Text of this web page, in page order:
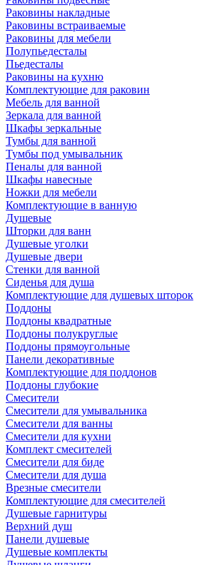
Раковины накладные
Раковины встраиваемые
Раковины для мебели
Полупьедесталы
Пьедесталы
Раковины на кухню
Комплектующие для раковин
Мебель для ванной
Зеркала для ванной
Шкафы зеркальные
Тумбы для ванной
Тумбы под умывальник
Пеналы для ванной
Шкафы навесные
Ножки для мебели
Комплектующие в ванную
Душевые
Шторки для ванн
Душевые уголки
Душевые двери
Стенки для ванной
Сиденья для душа
Комплектующие для душевых шторок
Поддоны
Поддоны квадратные
Поддоны полукруглые
Поддоны прямоугольные
Панели декоративные
Комплектующие для поддонов
Поддоны глубокие
Смесители
Смесители для умывальника
Смесители для ванны
Смесители для кухни
Комплект смесителей
Смесители для биде
Смесители для душа
Врезные смесители
Комплектующие для смесителей
Душевые гарнитуры
Верхний душ
Панели душевые
Душевые комплекты